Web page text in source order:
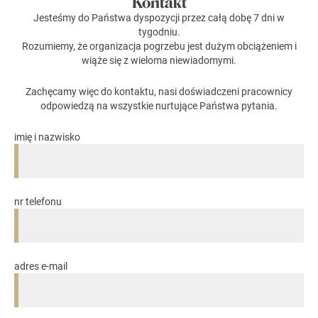
Jesteśmy do Państwa dyspozycji przez całą dobę 7 dni w
tygodniu.
Rozumiemy, że organizacja pogrzebu jest dużym obciążeniem i
wiąże się z wieloma niewiadomymi.
Zachęcamy więc do kontaktu, nasi doświadczeni pracownicy
odpowiedzą na wszystkie nurtujące Państwa pytania.
imię i nazwisko
nr telefonu
adres e-mail